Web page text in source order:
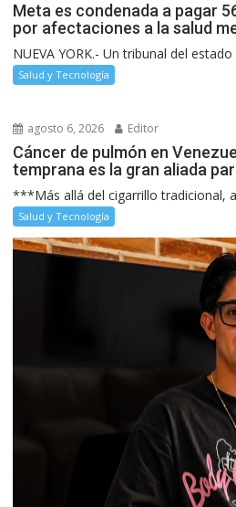
Meta es condenada a pagar
por afectaciones a la salud
NUEVA YORK.- Un tribunal del
Salud y Tecnología
agosto 6, 2026 Editor
Cáncer de pulmón en
temprana es la gran aliada
***Más allá del cigarrillo tradicional,
Salud y Tecnología